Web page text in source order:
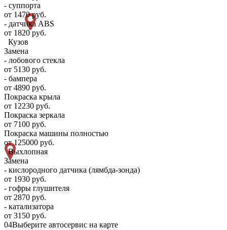
- суппорта
от 1470 руб.
- датчика ABS
от 1820 руб.
Кузов
Замена
- лобового стекла
от 5130 руб.
- бампера
от 4890 руб.
Покраска крыла
от 12230 руб.
Покраска зеркала
от 7100 руб.
Покраска машины полностью
от 125000 руб.
Выхлопная
Замена
- кислородного датчика (лямбда-зонда)
от 1930 руб.
- гофры глушителя
от 2870 руб.
- катализатора
от 3150 руб.
04Выберите автосервис на карте